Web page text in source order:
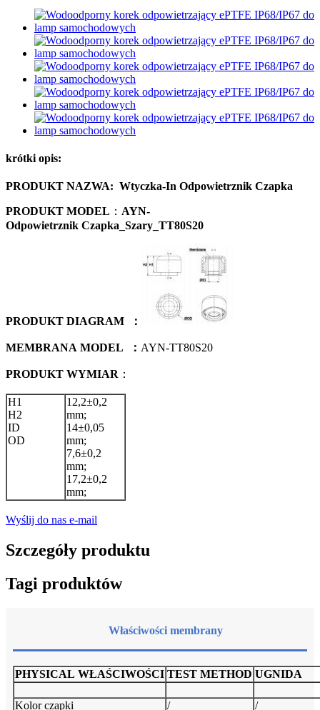
krótki opis:
PRODUKT NAZWA: Wtyczka-In Odpowietrznik Czapka
PRODUKT MODEL ： AYN-
Odpowietrznik Czapka Szary TT80S20
PRODUKT DIAGRAM ：
MEMBRANA MODEL ： AYN-TT80S20
PRODUKT WYMIAR ：
H1
H2
ID
OD
12,2±0,2
mm;
14±0,05
mm;
7,6±0,2
mm;
17,2±0,2
mm;
Wyślij do nas e-mail
Szczegóły produktu
Tagi produktów
Właściwości membrany
PHYSICAL WŁAŚCIWOŚCI TEST METHOD UGNIDA
Kolor czapki / /